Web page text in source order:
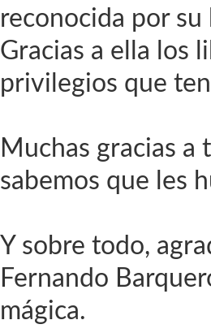
reconocida por
Gracias a ella los
privilegios que
Muchas gracias a
sabemos que les
Y sobre todo,
Fernando
mágica.